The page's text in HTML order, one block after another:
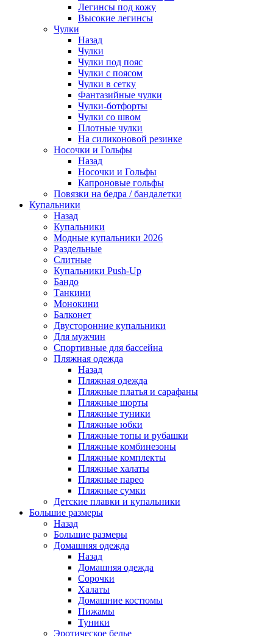
Легинсы под кожу
Высокие легинсы
Чулки
Назад
Чулки
Чулки под пояс
Чулки с поясом
Чулки в сетку
Фантазийные чулки
Чулки-ботфорты
Чулки со швом
Плотные чулки
На силиконовой резинке
Носочки и Гольфы
Назад
Носочки и Гольфы
Капроновые гольфы
Повязки на бедра / бандалетки
Купальники
Назад
Купальники
Модные купальники 2026
Раздельные
Слитные
Купальники Push-Up
Бандо
Танкини
Монокини
Балконет
Двусторонние купальники
Для мужчин
Спортивные для бассейна
Пляжная одежда
Назад
Пляжная одежда
Пляжные платья и сарафаны
Пляжные шорты
Пляжные туники
Пляжные юбки
Пляжные топы и рубашки
Пляжные комбинезоны
Пляжные комплекты
Пляжные халаты
Пляжные парео
Пляжные сумки
Детские плавки и купальники
Большие размеры
Назад
Большие размеры
Домашняя одежда
Назад
Домашняя одежда
Сорочки
Халаты
Домашние костюмы
Пижамы
Туники
Эротическое белье